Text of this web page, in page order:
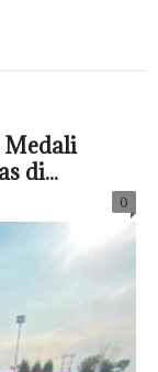
Medali
di...
0